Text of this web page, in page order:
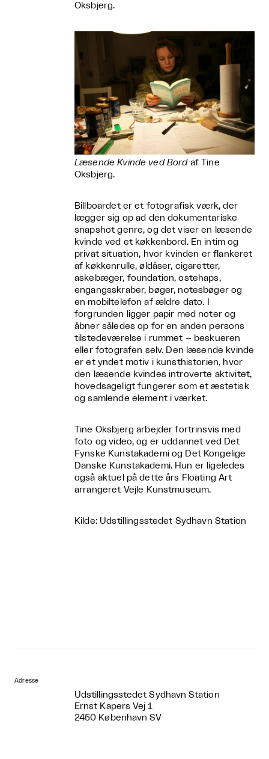
Oksbjerg.
Læsende Kvinde ved Bordaf Tine
Oksbjerg.
Billboardet er et fotografisk værk, der
lægger sig op ad den dokumentariske
snapshot genre, og det viser en læsende
kvinde ved et køkkenbord. En intim og
privat situation, hvor kvinden er flankeret
af køkkenrulle, øldåser, cigaretter,
askebæger, foundation, ostehaps,
engangsskraber, bøger, notesbøger og
en mobiltelefon af ældre dato. I
forgrunden ligger papir med noter og
åbner således op for en anden persons
tilstedeværelse i rummet – beskueren
eller fotografen selv. Den læsende kvinde
er et yndet motiv i kunsthistorien, hvor
den læsende kvindes introverte aktivitet,
hovedsageligt fungerer som et æstetisk
og samlende element i værket.
Tine Oksbjerg arbejder fortrinsvis med
foto og video, og er uddannet ved Det
Fynske Kunstakademi og Det Kongelige
Danske Kunstakademi. Hun er ligeledes
også aktuel på dette års Floating Art
arrangeret Vejle Kunstmuseum.
Kilde: Udstillingsstedet Sydhavn Station
Adresse
Udstillingsstedet Sydhavn Station
Ernst Kapers Vej 1
2450 København SV